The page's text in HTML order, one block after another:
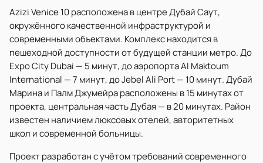
Azizi Venice 10 расположена в центре Дубай Саут,
окружённого качественной инфраструктурой и
современными объектами. Комплекс находится в
пешеходной доступности от будущей станции метро. До
Expo City Dubai — 5 минут, до аэропорта Al Maktoum
International — 7 минут, до Jebel Ali Port — 10 минут. Дубай
Марина и Палм Джумейра расположены в 15 минутах от
проекта, центральная часть Дубая — в 20 минутах. Район
известен наличием люксовых отелей, авторитетных
школ и современной больницы.
Проект разработан с учётом требований современного